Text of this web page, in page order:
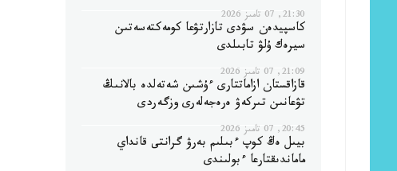
21:30, 07 تامىز 2026
كاسپيدەن سۋدى تازارتۋعا كومەكتەسەتىن
سيرەك ۇلۋ تابىلدى
21:09, 07 تامىز 2026
قازاقستان ازاماتتارى ءۇشىن شەتەلدە بالانىڭ
تۋعانىن تىركەۋ ەرەجەلەرى وزگەردى
20:45, 07 تامىز 2026
بيىل ەڭ كوپ ءبىلىم بەرۋ گرانتى قانداي
ماماندىقتارعا ءبولىندى